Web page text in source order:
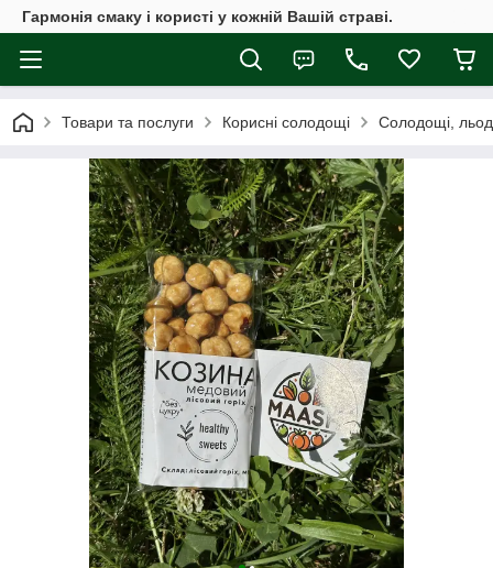
Гармонія смаку і користі у кожній Вашій страві.
Товари та послуги Корисні солодощі Солодощі,